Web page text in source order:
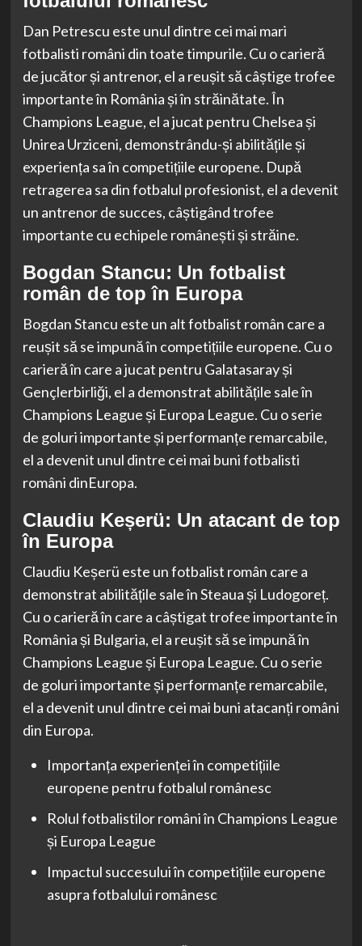
Dan Petrescu este unul dintre cei mai mari
fotbalisti români din toate timpurile. Cu o carieră
de jucător și antrenor, el a reușit să câștige trofee
importante în România și în străinătate. În
Champions League, el a jucat pentru Chelsea și
Unirea Urziceni, demonstrându-și abilitățile și
experiența sa în competițiile europene. După
retragerea sa din fotbalul profesionist, el a devenit
un antrenor de succes, câștigând trofee
importante cu echipele românești și străine.
Bogdan Stancu: Un fotbalist
român de top în Europa
Bogdan Stancu este un alt fotbalist român care a
reușit să se impună în competițiile europene. Cu o
carieră în care a jucat pentru Galatasaray și
Gençlerbirliği, el a demonstrat abilitățile sale în
Champions League și Europa League. Cu o serie
de goluri importante și performanțe remarcabile,
el a devenit unul dintre cei mai buni fotbalisti
români dinEuropa.
Claudiu Keșerü: Un atacant de top
în Europa
Claudiu Keșerü este un fotbalist român care a
demonstrat abilitățile sale în Steaua și Ludogoreț.
Cu o carieră în care a câștigat trofee importante în
România și Bulgaria, el a reușit să se impună în
Champions League și Europa League. Cu o serie
de goluri importante și performanțe remarcabile,
el a devenit unul dintre cei mai buni atacanți români
din Europa.
Importanța experienței în competițiile
europene pentru fotbalul românesc
Rolul fotbalistilor români în Champions League
și Europa League
Impactul succesului în competițiile europene
asupra fotbalului românesc